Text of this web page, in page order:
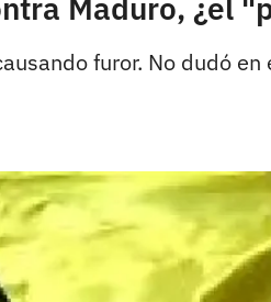
Maduro, ¿el
furor. No dudó